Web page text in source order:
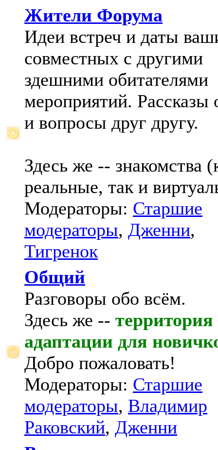
Жители Форума
Идеи встреч и даты
совместных с другими
здешними обитателями
мероприятий. Рассказы
и вопросы друг другу.
Здесь же -- знакомства
реальные, так и
Модераторы: Старшие
модераторы, Дженни,
Тигренок
Общий
Разговоры обо всём.
Здесь же -- территория
адаптации для
Добро пожаловать!
Модераторы: Старшие
модераторы, Владимир
Раковский, Дженни